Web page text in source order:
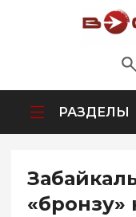
РАЗДЕЛЫ
«бронзу»